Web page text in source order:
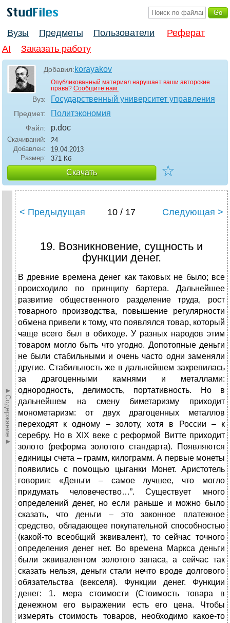
Вузы Предметы Пользователи
Реферат
AI
Заказать работу
Добавил:korayakov
Опубликованный материал нарушает ваши авторские
права? Сообщите нам.
Вуз: Государственный университет управления
Предмет: Политэкономия
Файл: p.doc
Скачиваний:
24
Добавлен:
19.04.2013
Размер:
371 Кб
Скачать ☆
►Содержание►
< Предыдущая 10 / 17 Следующая >
19. Возникновение, сущность и
функции денег.
В древние времена денег как таковых не было; все
происходило по принципу бартера. Дальнейшее
развитие общественного разделение труда, рост
товарного производства, повышение регулярности
обмена привели к тому, что появлялся товар, который
чаще всего был в обиходе. У разных народов этим
товаром могло быть что угодно. Допотопные деньги
не были стабильными и очень часто одни заменяли
другие. Стабильность же в дальнейшем закрепилась
за драгоценными камнями и металлами:
однородность, делимость, портативность. Но в
дальнейшем на смену биметаризму приходит
монометаризм: от двух драгоценных металлов
переходят к одному – золоту, хотя в России – к
серебру. Но в ХIХ веке с реформой Витте приходит
золото (реформа золотого стандарта). Появляются
единицы счета – грамм, килограмм. А первые монеты
появились с помощью цыганки Монет. Аристотель
говорил: «Деньги – самое лучшее, что могло
придумать человечество…”. Существует много
определений денег, но если раньше и можно было
сказать, что деньги – это законное платежное
средство, обладающее покупательной способностью
(какой-то всеобщий эквивалент), то сейчас точного
определения денег нет. Во времена Маркса деньги
были эквивалентом золотого запаса, а сейчас так
сказать нельзя, деньги стали нечто вроде долгового
обязательства (векселя). Функции денег. Функции
денег: 1. мера стоимости (Стоимость товара в
денежном его выражении есть его цена. Чтобы
измерять стоимость товаров, необходимо какое-то